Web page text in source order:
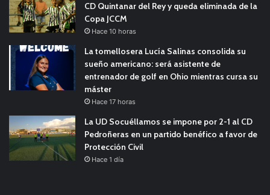
CD Quintanar del Rey y queda eliminada de la
Copa JCCM
Hace 10 horas
La tomellosera Lucía Salinas consolida su
sueño americano: será asistente de
entrenador de golf en Ohio mientras cursa su
máster
Hace 17 horas
La UD Socuéllamos se impone por 2-1 al CD
Pedroñeras en un partido benéfico a favor de
Protección Civil
Hace 1 día